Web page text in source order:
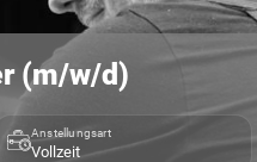
(m/w/d)
Anstellungsart
Vollzeit